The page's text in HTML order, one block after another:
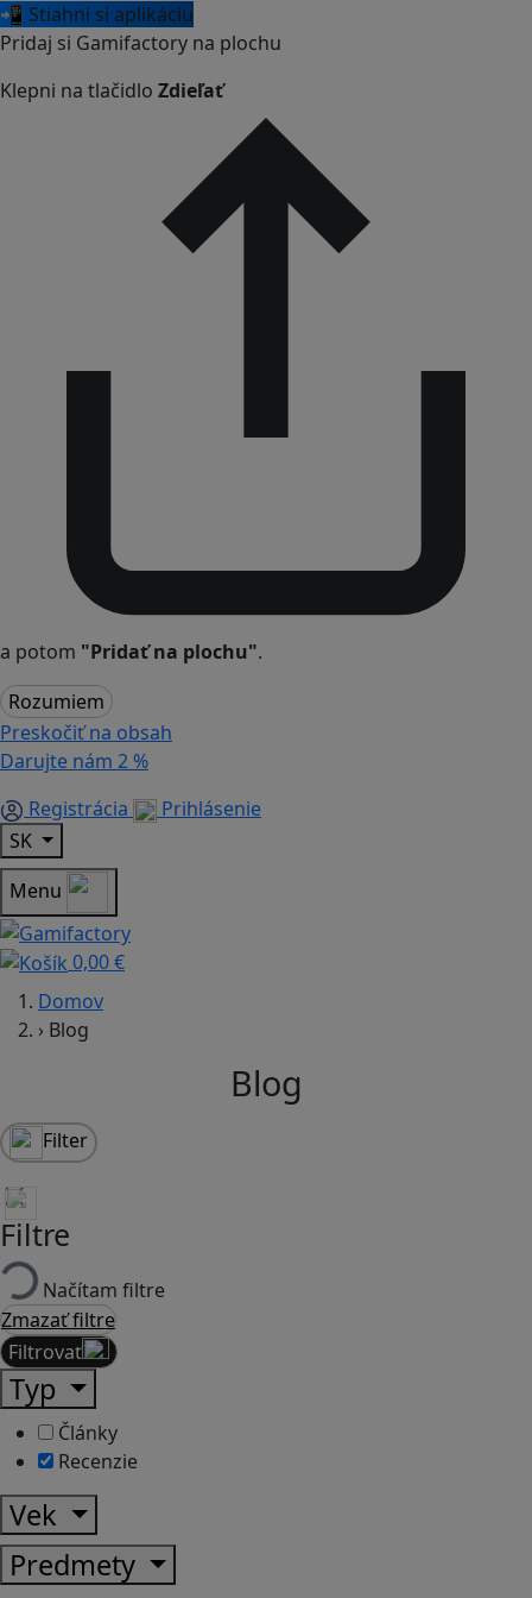
📲 Stiahni si aplikáciu
Pridaj si Gamifactory na plochu
Klepni na tlačidlo Zdieľať
a potom "Pridať na plochu".
Rozumiem
Preskočiť na obsah
Darujte nám 2 %
Registrácia
Prihlásenie
SK
Menu
0,00 €
Domov
› Blog
Blog
Filter
Filtre
Načítam filtre
Zmazať filtre
Filtrovať
Typ
Články
Recenzie
Vek
Predmety